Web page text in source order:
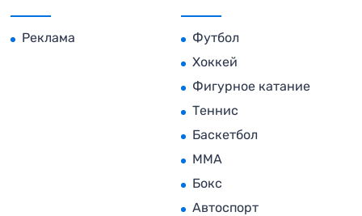
Реклама
Футбол
Хоккей
Фигурное катание
Теннис
Баскетбол
MMA
Бокс
Автоспорт